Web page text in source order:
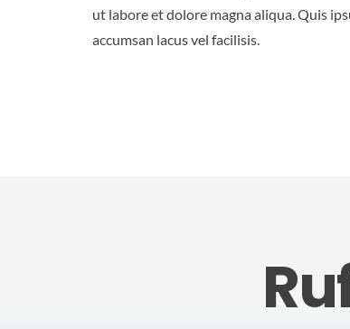
ut labore et dolore magna aliqua. Quis
accumsan lacus vel facilisis.